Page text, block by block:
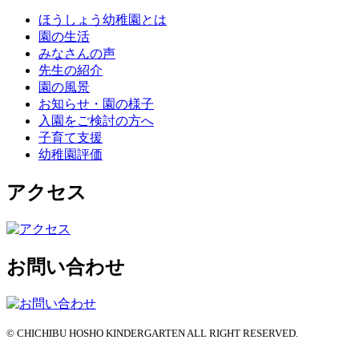
ほうしょう幼稚園とは
園の生活
みなさんの声
先生の紹介
園の風景
お知らせ・園の様子
入園をご検討の方へ
子育て支援
幼稚園評価
アクセス
お問い合わせ
© CHICHIBU HOSHO KINDERGARTEN ALL RIGHT RESERVED.